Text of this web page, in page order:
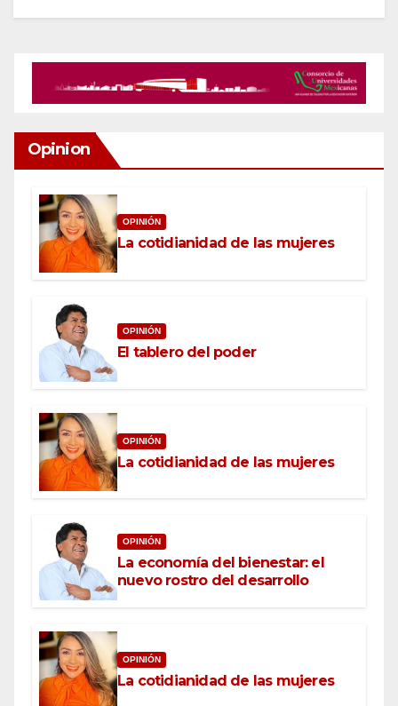
Opinion
OPINIÓN
La cotidianidad de las mujeres
OPINIÓN
El tablero del poder
OPINIÓN
La cotidianidad de las mujeres
OPINIÓN
La economía del bienestar: el
nuevo rostro del desarrollo
OPINIÓN
La cotidianidad de las mujeres